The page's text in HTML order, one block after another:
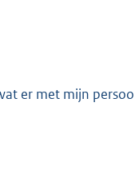
er met mijn